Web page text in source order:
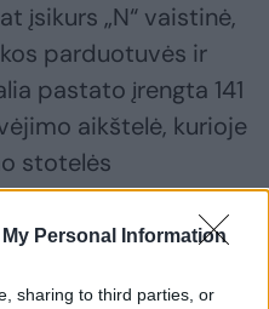
Personal Information
sharing to third parties, or
įsikurs „N“ vaistinė,
parduotuvės ir
pastato įrengta 141
aikštelė, kurioje
stotelės
aikštelėje skirtos